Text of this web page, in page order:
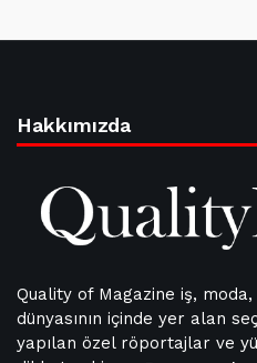
Hakkımızda
Quality of Magazine iş,
dünyasının içinde yer alan
yapılan özel röportajlar ve